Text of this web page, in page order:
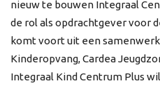
nieuw te bouwen Integraal
de rol als opdrachtgever voor
komt voort uit een
Kinderopvang, Cardea
Integraal Kind Centrum Plus